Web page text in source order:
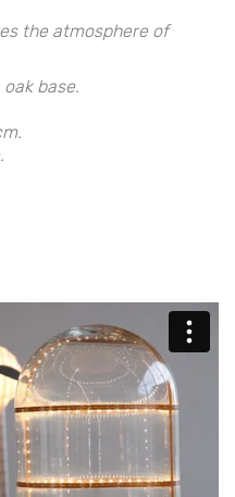
the atmosphere of
oak base.